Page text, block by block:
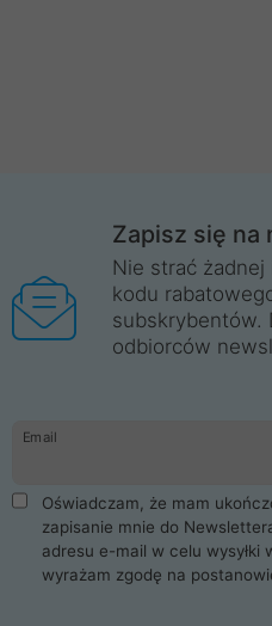
Zapisz się na
Nie strać
kodu
subskrybentów.
odbiorców
Email
Oświadczam, że mam
zapisanie mnie do
adresu e-mail w celu wysyłki
wyrażam zgodę na